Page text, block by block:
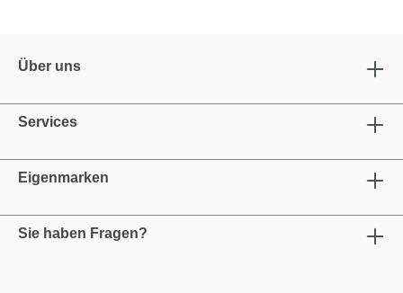
Über uns
Services
Eigenmarken
Sie haben Fragen?